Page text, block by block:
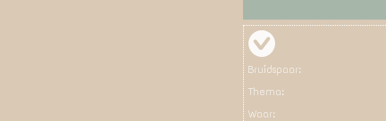
Bruidspaar:
Thema:
Waar: